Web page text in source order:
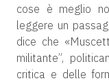
cose è meglio
leggere un
dice che
militante”,
critica e delle